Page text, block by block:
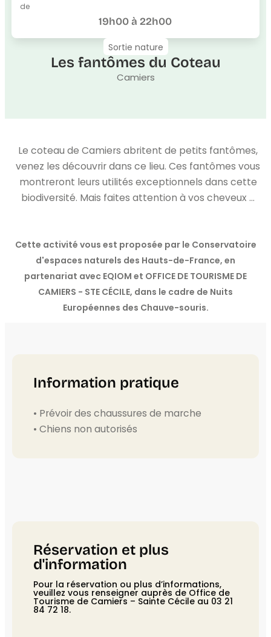
de
19h00 à 22h00
Sortie nature
Les fantômes du Coteau
Camiers
Le coteau de Camiers abritent de petits fantômes,
venez les découvrir dans ce lieu. Ces fantômes vous
montreront leurs utilités exceptionnels dans cette
biodiversité. Mais faites attention à vos cheveux …
Cette activité vous est proposée par le Conservatoire
d'espaces naturels des Hauts-de-France, en
partenariat avec EQIOM et OFFICE DE TOURISME DE
CAMIERS - STE CÉCILE, dans le cadre de Nuits
Européennes des Chauve-souris.
Information pratique
• Prévoir des chaussures de marche
• Chiens non autorisés
Réservation et plus
d'information
Pour la réservation ou plus d’informations,
veuillez vous renseigner auprès de Office de
Tourisme de Camiers – Sainte Cécile au 03 21
84 72 18.